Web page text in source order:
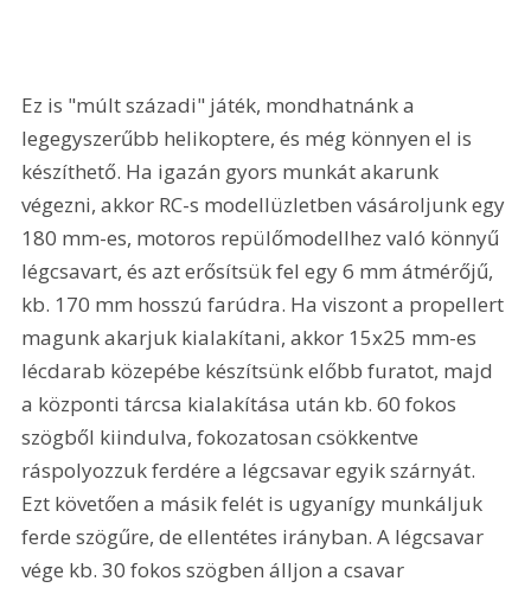
Ez is "múlt századi" játék, mondhatnánk a
legegyszerűbb helikoptere, és még könnyen el is
készíthető. Ha igazán gyors munkát akarunk
végezni, akkor RC-s modellüzletben vásároljunk egy
180 mm-es, motoros repülőmodellhez való könnyű
légcsavart, és azt erősítsük fel egy 6 mm átmérőjű,
kb. 170 mm hosszú farúdra. Ha viszont a propellert
magunk akarjuk kialakítani, akkor 15x25 mm-es
lécdarab közepébe készítsünk előbb furatot, majd
a központi tárcsa kialakítása után kb. 60 fokos
szögből kiindulva, fokozatosan csökkentve
ráspolyozzuk ferdére a légcsavar egyik szárnyát.
Ezt követően a másik felét is ugyanígy munkáljuk
ferde szögűre, de ellentétes irányban. A légcsavar
vége kb. 30 fokos szögben álljon a csavar